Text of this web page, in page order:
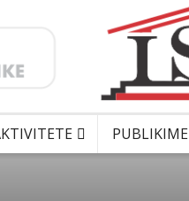
PUBLIKIME